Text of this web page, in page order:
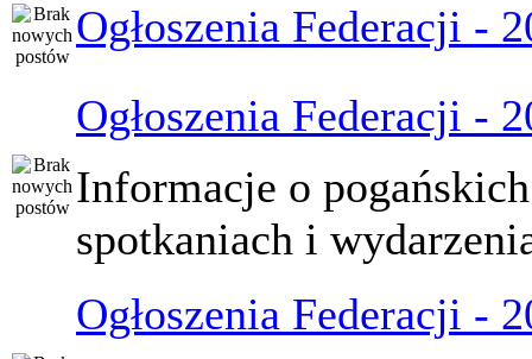
Ogłoszenia Federacji -
Ogłoszenia Federacji -
Informacje o pogańskich
spotkaniach i
Ogłoszenia Federacji -